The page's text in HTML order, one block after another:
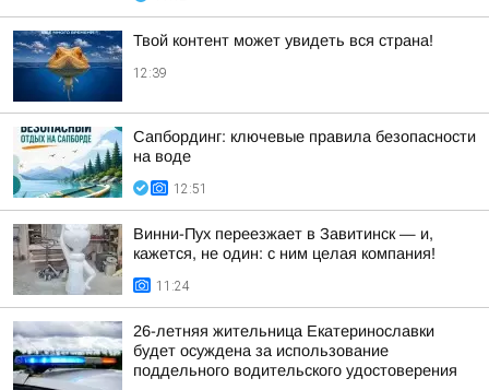
Твой контент может увидеть вся страна!
12:39
Сапбординг: ключевые правила безопасности
на воде
12:51
Винни-Пух переезжает в Завитинск — и,
кажется, не один: с ним целая компания!
11:24
26-летняя жительница Екатеринославки
будет осуждена за использование
поддельного водительского удостоверения